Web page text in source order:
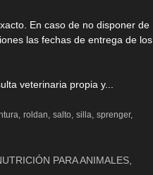
En caso de no disponer de
las fechas de entrega de los
veterinaria propia y...
roldan salto silla sprenger
PARA ANIMALES